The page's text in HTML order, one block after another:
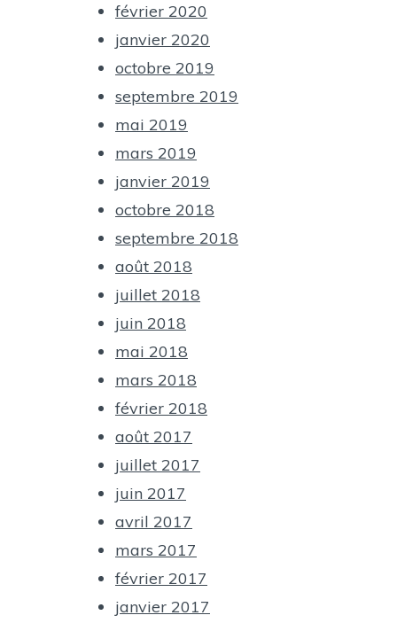
février 2020
janvier 2020
octobre 2019
septembre 2019
mai 2019
mars 2019
janvier 2019
octobre 2018
septembre 2018
août 2018
juillet 2018
juin 2018
mai 2018
mars 2018
février 2018
août 2017
juillet 2017
juin 2017
avril 2017
mars 2017
février 2017
janvier 2017